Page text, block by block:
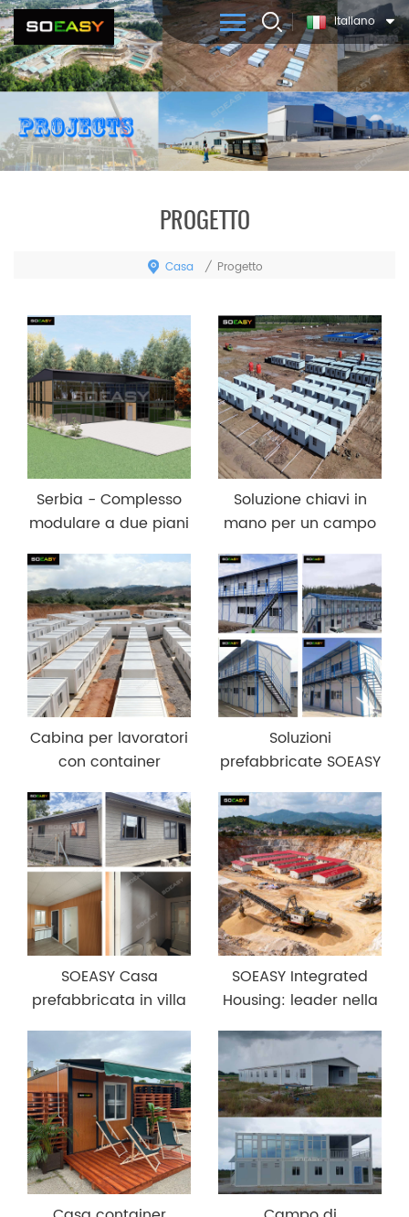
Italiano
PROGETTO
Casa / Progetto
Serbia - Complesso
modulare a due piani
Soluzione chiavi in
mano per un campo
alloggio minerario da
486 posti letto
Cabina per lavoratori
con container
Indonesia per campi
minerari
Soluzioni
prefabbricate SOEASY
campi minerari
SOEASY Casa
prefabbricata in villa
casa vacanze, casa
di montagna in
Europa
SOEASY Integrated
Housing: leader nella
campeggi globali con
innovazione modulare
e riconoscimento
autorevole